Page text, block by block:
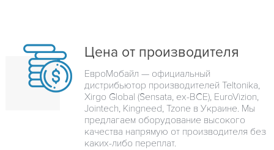
Цена от производителя
ЕвроМобайл — официальный
дистрибьютор производителей Teltonika,
Xirgo Global (Sensata, ex-BCE), EuroVizion,
Jointech, Kingneed, Tzone в Украине. Мы
предлагаем оборудование высокого
качества напрямую от производителя без
каких-либо переплат.